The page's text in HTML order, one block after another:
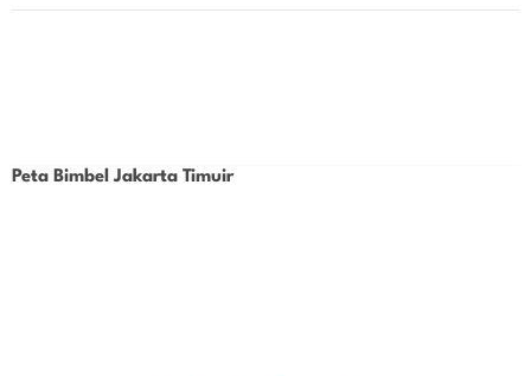
Peta Bimbel Jakarta Timuir